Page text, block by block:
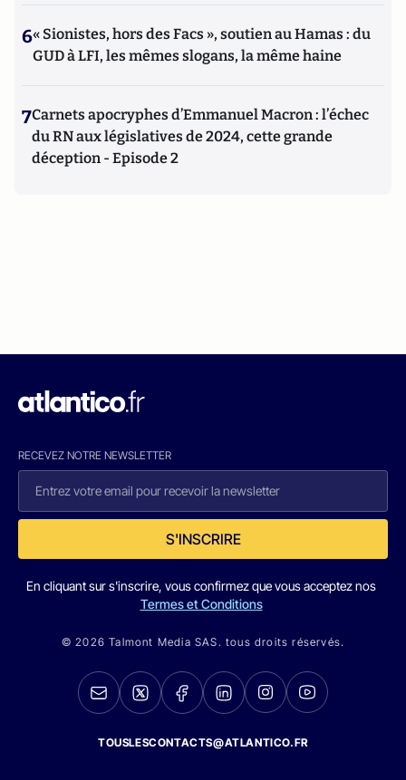
6« Sionistes, hors des Facs », soutien au Hamas : du
GUD à LFI, les mêmes slogans, la même haine
7Carnets apocryphes d’Emmanuel Macron : l’échec
du RN aux législatives de 2024, cette grande
déception - Episode 2
RECEVEZ NOTRE NEWSLETTER
S'INSCRIRE
En cliquant sur s'inscrire, vous confirmez que vous acceptez nos
Termes et Conditions
© 2026 Talmont Media SAS. tous droits réservés.
TOUSLESCONTACTS@ATLANTICO.FR